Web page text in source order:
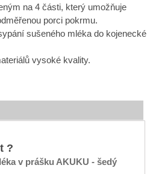
na 4 části, který umožňuje
porci pokrmu.
sušeného mléka do kojenecké
vysoké kvality.
?
v prášku AKUKU - šedý